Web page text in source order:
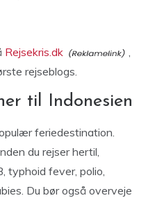
Rejsekris.dk
,
rejseblogs.
til Indonesien
feriedestination.
du rejser hertil,
typhoid fever, polio,
Du bør også overveje